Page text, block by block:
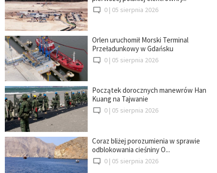
0 | 05 sierpnia 2026
Orlen uruchomił Morski Terminal
Przeładunkowy w Gdańsku
0 | 05 sierpnia 2026
Początek dorocznych manewrów Han
Kuang na Tajwanie
0 | 05 sierpnia 2026
Coraz bliżej porozumienia w sprawie
odblokowania cieśniny O...
0 | 05 sierpnia 2026